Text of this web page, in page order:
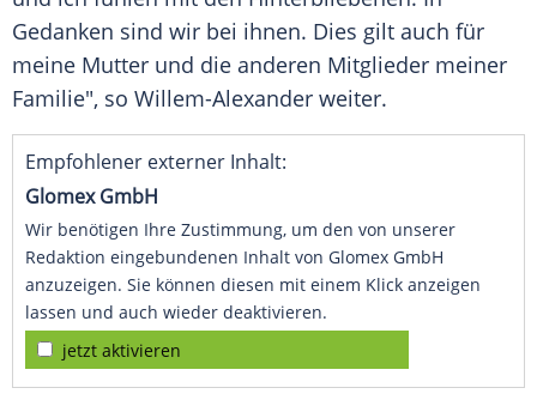
Gedanken sind wir bei ihnen. Dies gilt auch für
meine Mutter und die anderen Mitglieder meiner
Familie", so Willem-Alexander weiter.
Empfohlener externer Inhalt:
Glomex GmbH
Wir benötigen Ihre Zustimmung, um den von unserer
Redaktion eingebundenen Inhalt von Glomex GmbH
anzuzeigen. Sie können diesen mit einem Klick anzeigen
lassen und auch wieder deaktivieren.
jetzt aktivieren